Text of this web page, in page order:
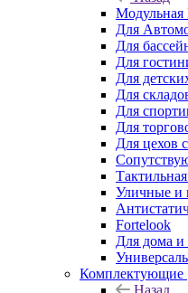
Для
Для
Для
Для
Для
Для
Для
Для цехов
Уличные и
Fortelook
Для дома и
Комплектующие
Назад